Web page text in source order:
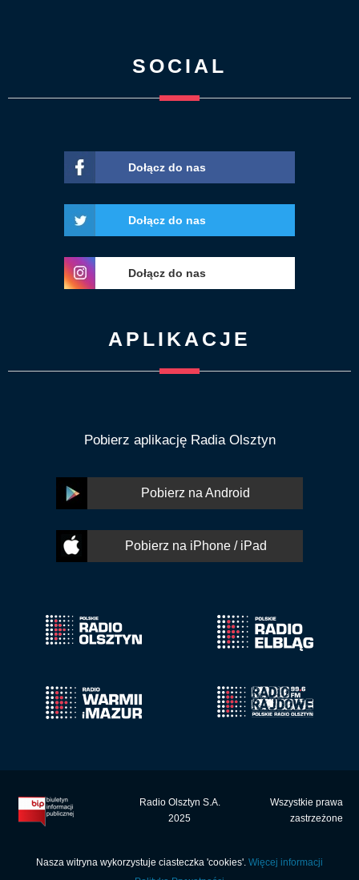
SOCIAL
Dołącz do nas
Dołącz do nas
Dołącz do nas
APLIKACJE
Pobierz aplikację Radia Olsztyn
Pobierz na Android
Pobierz na iPhone / iPad
Radio Olsztyn S.A.
2025
Wszystkie prawa
zastrzeżone
Nasza witryna wykorzystuje ciasteczka 'cookies'. Więcej informacji